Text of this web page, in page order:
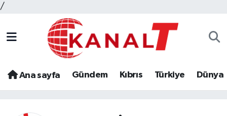
/
Ana sayfa Gündem Kıbrıs Türkiye Dünya